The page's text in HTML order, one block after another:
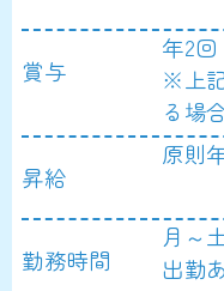
賞与
年2回
※上
る場
昇給
原則
勤務時間
月～
出勤